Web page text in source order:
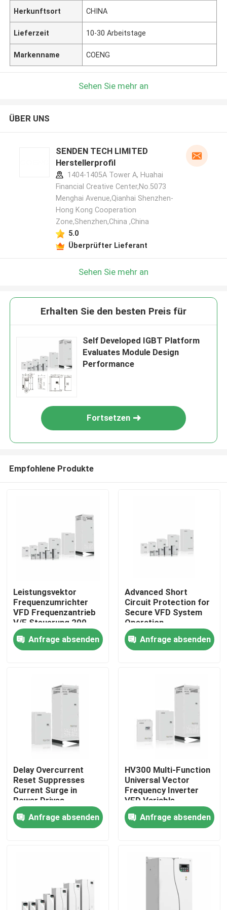
Zu Hause
Produkte
Über uns
Werksbesichtigung
Qualitätskontrolle
Kontakt mit uns
vfd variabler Frequenz-Antrieb
Herkunftsort CHINA
Lieferzeit 10-30 Arbeitstage
Markenname COENG
Sehen Sie mehr an
ÜBER UNS
SENDEN TECH LIMITED
Herstellerprofil
1404-1405A Tower A, Huahai
Financial Creative Center,No.5073
Menghai Avenue,Qianhai Shenzhen-
Hong Kong Cooperation
Zone,Shenzhen,China ,China
5.0
Überprüfter Lieferant
Sehen Sie mehr an
Erhalten Sie den besten Preis für
Self Developed IGBT Platform
Evaluates Module Design
Performance
Fortsetzen
Empfohlene Produkte
Leistungsvektor
Frequenzumrichter
VFD Frequenzantrieb
V/F Steuerung 200-
240V 1PH/3PH
Eingangsspannung
Niedrige Vibration
Anfrage absenden
Advanced Short
Circuit Protection for
Secure VFD System
Operation
Anfrage absenden
Delay Overcurrent
Reset Suppresses
Current Surge in
Power Drives
Anfrage absenden
HV300 Multi-Function
Universal Vector
Frequency Inverter
VFD Variable
Frequency Drive AC
DriveAnfrage absenden